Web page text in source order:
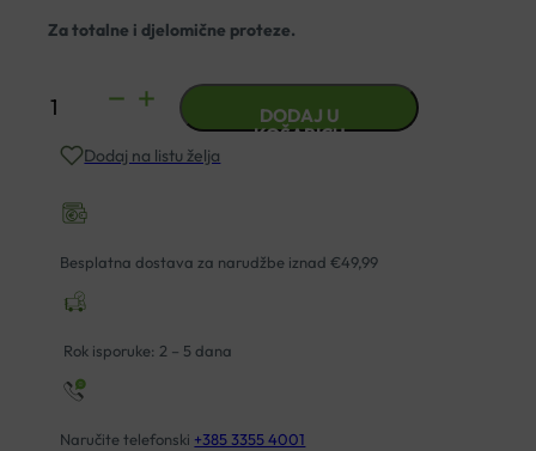
Za totalne i djelomične proteze.
COREGA
JAKO
KREMA
40G
DODAJ U
KOŠARICU
Dodaj na listu želja
Besplatna dostava za narudžbe iznad €49,99
Rok isporuke: 2 – 5 dana
Naručite telefonski +385 3355 4001